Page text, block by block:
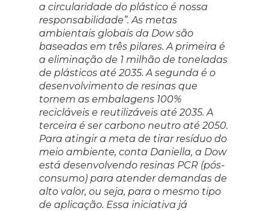
a circularidade do plástico é nossa
responsabilidade”. As metas
ambientais globais da Dow são
baseadas em três pilares. A primeira é
a eliminação de 1 milhão de toneladas
de plásticos até 2035. A segunda é o
desenvolvimento de resinas que
tornem as embalagens 100%
recicláveis e reutilizáveis até 2035. A
terceira é ser carbono neutro até 2050.
Para atingir a meta de tirar resíduo do
meio ambiente, conta Daniella, a Dow
está desenvolvendo resinas PCR (pós-
consumo) para atender demandas de
alto valor, ou seja, para o mesmo tipo
de aplicação. Essa iniciativa já